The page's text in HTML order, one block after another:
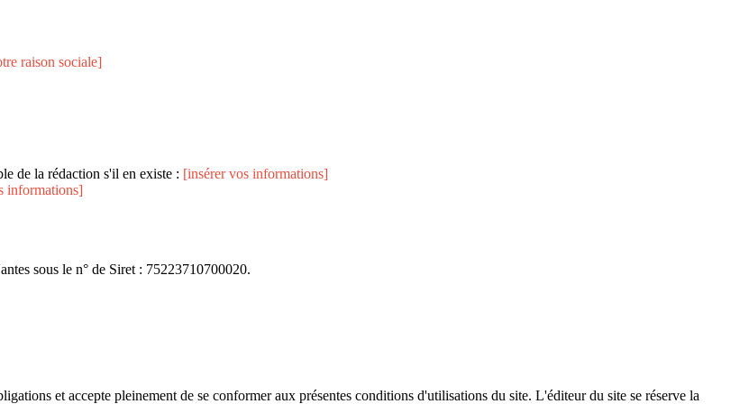
raison sociale]
de la rédaction s'il en existe : [insérer vos informations]
informations]
sous le n° de Siret : 75223710700020.
et accepte pleinement de se conformer aux présentes conditions d'utilisations du site. L'éditeur du site se réserve la